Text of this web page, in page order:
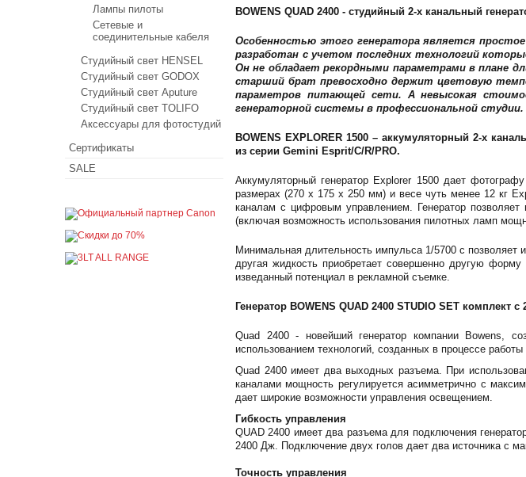
BOWENS QUAD 2400 - студийный 2-х канальный
Особенностью этого генератора является
разработан с учетом последних технологий
Он не обладает рекордными параметрами в плане
старший брат превосходно держит цветовую
параметров питающей сети. А невысокая
генераторной системы в профессиональной студии.
BOWENS EXPLORER 1500 – аккумуляторный 2-х
из серии Gemini Esprit/C/R/PRO.
Аккумуляторный генератор Explorer 1500 дает
размерах (270 x 175 x 250 мм) и весе чуть менее 12 кг
каналам с цифровым управлением. Генератор
(включая возможность использования пилотных ламп
Минимальная длительность импульса 1/5700 с
другая жидкость приобретает совершенно другую
изведанный потенциал в рекламной съемке.
Генератор BOWENS QUAD 2400 STUDIO SET комплект
Quad 2400 - новейший генератор компании Bowens,
использованием технологий, созданных в процессе
Quad 2400 имеет два выходных разъема. При
каналами мощность регулируется асимметрично с
дает широкие возможности управления освещением.
Гибкость управления
QUAD 2400 имеет два разъема для подключения
2400 Дж. Подключение двух голов дает два источника с
Точность управления
Лампы пилоты
Сетевые и
соединительные кабеля
Студийный свет HENSEL
Студийный свет GODOX
Студийный свет Aputure
Студийный свет TOLIFO
Аксессуары для фотостудий
Сертификаты
SALE